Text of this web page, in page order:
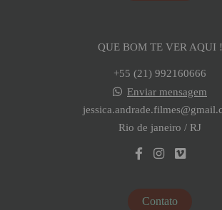
QUE BOM TE VER AQUI !
+55 (21) 992160666
Enviar mensagem
Rio de janeiro / RJ
Contato